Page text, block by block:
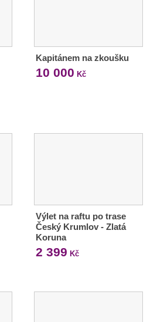
Kapitánem na zkoušku
10 000 Kč
Výlet na raftu po trase
Český Krumlov - Zlatá
Koruna
2 399 Kč